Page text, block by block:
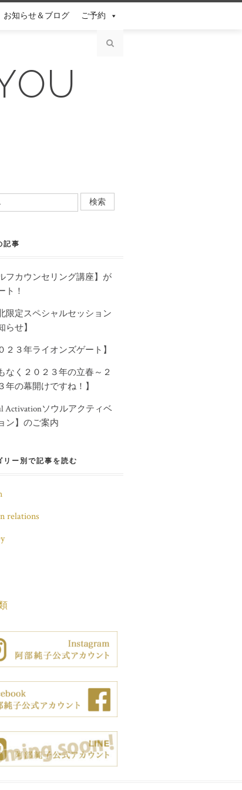
お知らせ＆ブログ ご予約
記事
フカウンセリング講座】が
ト！
限定スペシャルセッション
らせ】
２３年ライオンズゲート】
なく２０２３年の立春～２
年の幕開けですね！】
Activationソウルアクティベ
ン】のご案内
リー別で記事を読む
relations